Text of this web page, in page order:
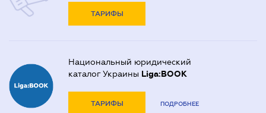
ТАРИФЫ
Национальный юридический
каталог Украины Liga:BOOK
ТАРИФЫ ПОДРОБНЕЕ